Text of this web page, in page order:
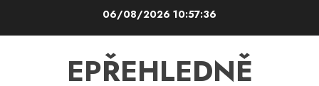
06/08/202610:57:37
EPŘEHLEDNĚ